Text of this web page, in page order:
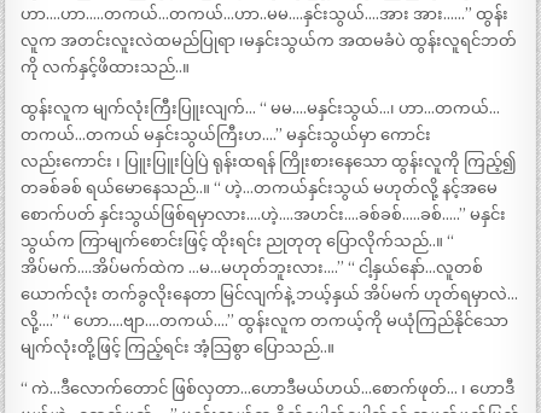
ဟာ….ဟာ…..တကယ်…တကယ်…ဟာ..မမ….နှင်းသွယ်….အား အား……” ထွန်း
လူက အတင်းလူးလဲထမည်ပြုရာ ၊မနှင်းသွယ်က အထမခံပဲ ထွန်းလူရင်ဘတ်
ကို လက်နှင့်ဖိထားသည်..။
ထွန်းလူက မျက်လုံးကြီးပြူးလျက်… “ မမ….မနှင်းသွယ်…၊ ဟာ…တကယ်…
တကယ်…တကယ် မနှင်းသွယ်ကြီးဟ….” မနှင်းသွယ်မှာ ကောင်း
လည်းကောင်း ၊ ပြူးပြူးပြဲပြဲ ရုန်းထရန် ကြိုးစားနေသော ထွန်းလူကို ကြည့်၍
တခစ်ခစ် ရယ်မောနေသည်..။ “ ဟဲ့…တကယ်နှင်းသွယ် မဟုတ်လို့ နင့်အမေ
စောက်ပတ် နှင်းသွယ်ဖြစ်ရမှာလား….ဟဲ့….အဟင်း….ခစ်ခစ်…..ခစ်…..” မနှင်း
သွယ်က ကြာမျက်စောင်းဖြင့် ထိုးရင်း ညုတုတု ပြောလိုက်သည်..။ “
အိပ်မက်….အိပ်မက်ထဲက …မ…မဟုတ်ဘူးလား….” “ ငါ့နှယ်နော်…လူတစ်
ယောက်လုံး တက်ခွလိုးနေတာ မြင်လျက်နဲ့ ဘယ့်နှယ် အိပ်မက် ဟုတ်ရမှာလဲ…
လို့….” “ ဟော….ဗျာ….တကယ်….” ထွန်းလူက တကယ့်ကို မယုံကြည်နိုင်သော
မျက်လုံးတို့ဖြင့် ကြည့်ရင်း အံ့သြစွာ ပြောသည်..။
“ ကဲ…ဒီလောက်တောင် ဖြစ်လှတာ…ဟောဒီမယ်ဟယ်…စောက်ဖုတ်… ၊ ဟောဒီ